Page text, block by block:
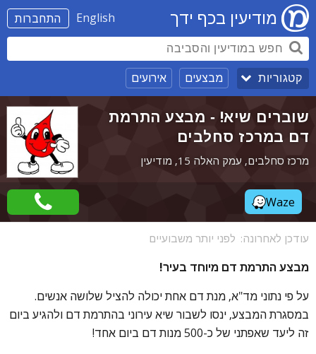
התחברות English מודיעין בכף ידך
קטגוריות מבצעים אירועים
שוברים שיא! - מבצע התרמת
דם במרכז סחלבים
מרכז סחלבים, עמק האלה 15, מודיעין
Waze
עודכן לאחרונה: לפני יותר משבועיים
מבצע התרמת דם מיוחד בעיר!
על פי נתוני מד"א, מנת דם אחת יכולה להציל שלושה אנשים.
במסגרת המבצע, ינסו לשבור שיא עירוני בהתרמת דם ולהגיע ביום
זה ליעד שאפתני של כ-500 מנות דם ביום אחד!